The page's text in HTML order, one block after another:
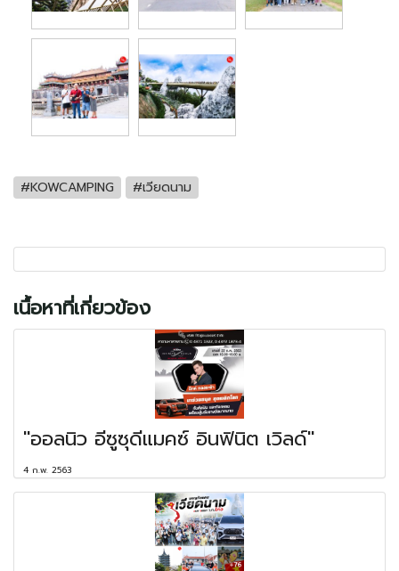
#KOWCAMPING #เวียดนาม
เนื้อหาที่เกี่ยวข้อง
"ออลนิว อีซูซุดีแมคซ์ อินฟินิต เวิลด์"
4 ก.พ. 2563